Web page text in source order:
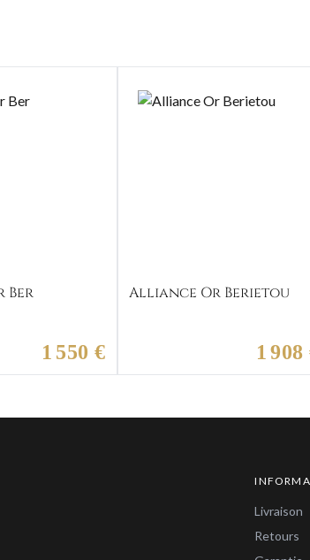
Ber
1 550 €
Alliance Or Berietou
1 908
Livraison
Retours